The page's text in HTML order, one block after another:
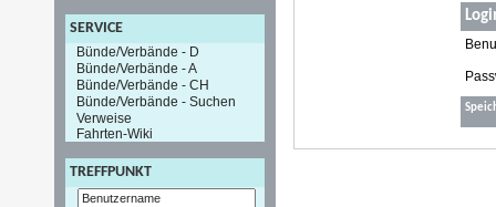
SERVICE
Bünde/Verbände - D
Bünde/Verbände - A
Bünde/Verbände - CH
Bünde/Verbände - Suchen
Verweise
Fahrten-Wiki
TREFFPUNKT